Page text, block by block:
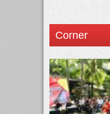
Corner